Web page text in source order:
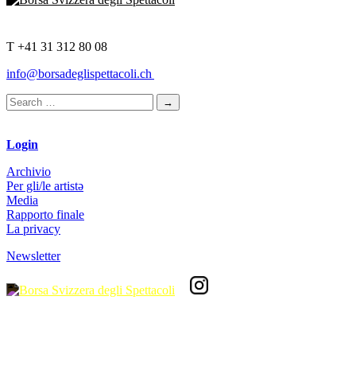
T +41 31 312 80 08
info@borsadeglispettacoli.ch
Login
Archivio
Per gli/le artistə
Media
Rapporto finale
La privacy
Newsletter